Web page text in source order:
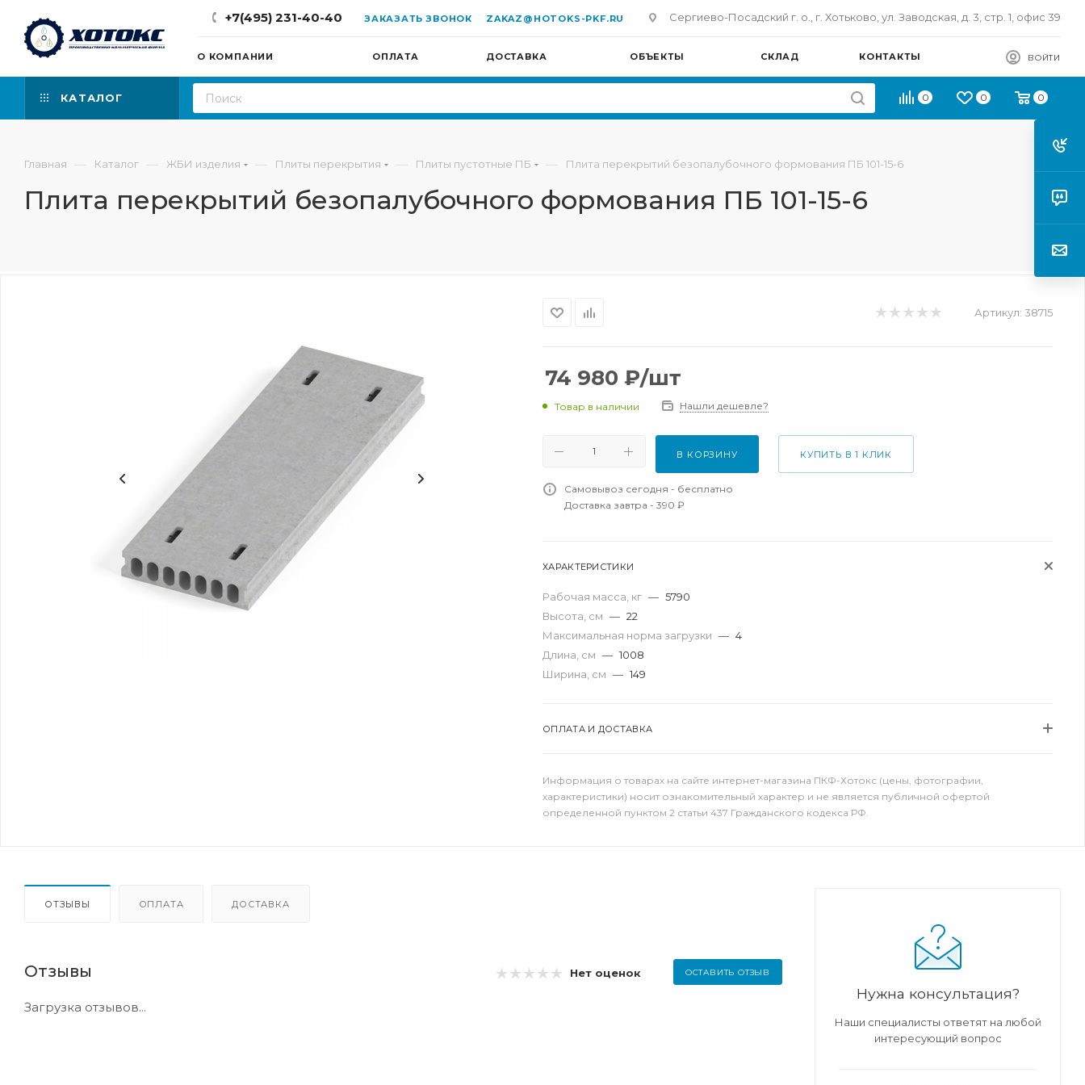
+7(495) 231-40-40 ЗАКАЗАТЬ ЗВОНОК ZAKAZ@HOTOKS-PKF.RU Сергиево-Посадский г. о., г. Хотьково, ул. Заводская, д. 3, стр. 1, офис 39
О КОМПАНИИ ОПЛАТА ДОСТАВКА ОБЪЕКТЫ СКЛАД КОНТАКТЫ ВОЙТИ
КАТАЛОГ 0 0 0
Главная — Каталог — ЖБИ изделия — Плиты перекрытия — Плиты пустотные ПБ — Плита перекрытий безопалубочного формования ПБ 101-15-6
Плита перекрытий безопалубочного формования ПБ 101-15-6
Артикул: 38715
74 980 ₽/шт
Товар в наличии Нашли дешевле?
В КОРЗИНУ КУПИТЬ В 1 КЛИК
Самовывоз сегодня - бесплатно
Доставка завтра - 390 ₽
ХАРАКТЕРИСТИКИ
Рабочая масса, кг — 5790
Высота, см — 22
Максимальная норма загрузки — 4
Длина, см — 1008
Ширина, см — 149
ОПЛАТА И ДОСТАВКА
Информация о товарах на сайте интернет-магазина ПКФ-Хотокс (цены, фотографии,
характеристики) носит ознакомительный характер и не является публичной офертой
определенной пунктом 2 статьи 437 Гражданского кодекса РФ.
ОТЗЫВЫ ОПЛАТА ДОСТАВКА
Отзывы Нет оценок ОСТАВИТЬ ОТЗЫВ
Загрузка отзывов...
Нужна консультация?
Наши специалисты ответят на любой
интересующий вопрос